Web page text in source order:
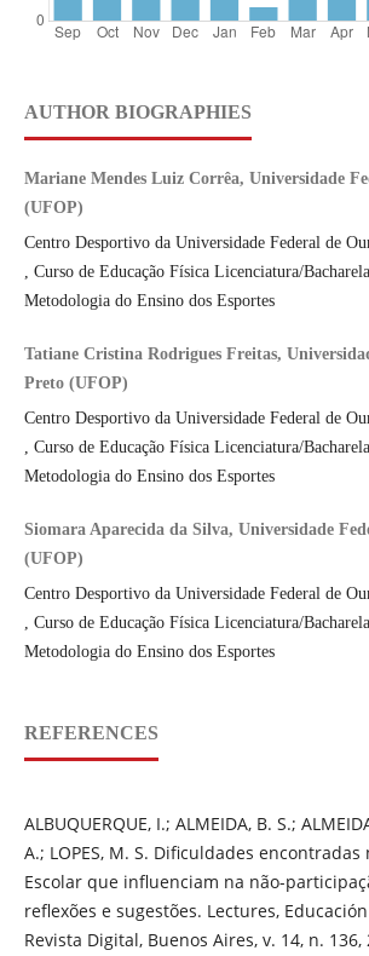
AUTHOR BIOGRAPHIES
Mariane Mendes Luiz Corrêa, Universidade
(UFOP)
Centro Desportivo da Universidade Federal de
, Curso de Educação Física Licenciatura/
Metodologia do Ensino dos Esportes
Tatiane Cristina Rodrigues Freitas,
Preto (UFOP)
Centro Desportivo da Universidade Federal de
, Curso de Educação Física Licenciatura/
Metodologia do Ensino dos Esportes
Siomara Aparecida da Silva, Universidade
(UFOP)
Centro Desportivo da Universidade Federal de
, Curso de Educação Física Licenciatura/
Metodologia do Ensino dos Esportes
REFERENCES
ALBUQUERQUE, I.; ALMEIDA, B. S.;
A.; LOPES, M. S. Dificuldades encontradas
Escolar que influenciam na não-
reflexões e sugestões. Lectures,
Revista Digital, Buenos Aires, v. 14, n.